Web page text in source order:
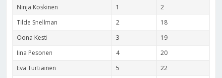
Ninja Koskinen
1
2
Tilde Snellman
2
18
Oona Kesti
3
19
Iina Pesonen
4
20
Eva Turtiainen
5
22